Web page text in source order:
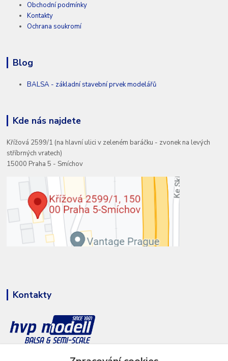
Obchodní podmínky
Kontakty
Ochrana soukromí
Blog
BALSA - základní stavební prvek modelářů
Kde nás najdete
Křížová 2599/1 (na hlavní ulici v zeleném baráčku - zvonek na levých
stříbrných vratech)
15000 Praha 5 - Smíchov
Kontakty